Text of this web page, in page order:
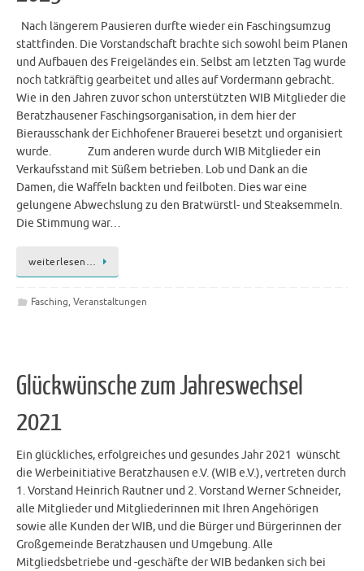
Nach längerem Pausieren durfte wieder ein Faschingsumzug
stattfinden. Die Vorstandschaft brachte sich sowohl beim Planen
und Aufbauen des Freigeländes ein. Selbst am letzten Tag wurde
noch tatkräftig gearbeitet und alles auf Vordermann gebracht.
Wie in den Jahren zuvor schon unterstützten WIB Mitglieder die
Beratzhausener Faschingsorganisation, in dem hier der
Bierausschank der Eichhofener Brauerei besetzt und organisiert
wurde. Zum anderen wurde durch WIB Mitglieder ein
Verkaufsstand mit Süßem betrieben. Lob und Dank an die
Damen, die Waffeln backten und feilboten. Dies war eine
gelungene Abwechslung zu den Bratwürstl- und Steaksemmeln.
Die Stimmung war…
weiterlesen…
Fasching, Veranstaltungen
Glückwünsche zum Jahreswechsel
2021
Ein glückliches, erfolgreiches und gesundes Jahr 2021 wünscht
die Werbeinitiative Beratzhausen e.V. (WIB e.V.), vertreten durch
1. Vorstand Heinrich Rautner und 2. Vorstand Werner Schneider,
alle Mitglieder und Mitgliederinnen mit Ihren Angehörigen
sowie alle Kunden der WIB, und die Bürger und Bürgerinnen der
Großgemeinde Beratzhausen und Umgebung. Alle
Mitgliedsbetriebe und -geschäfte der WIB bedanken sich bei